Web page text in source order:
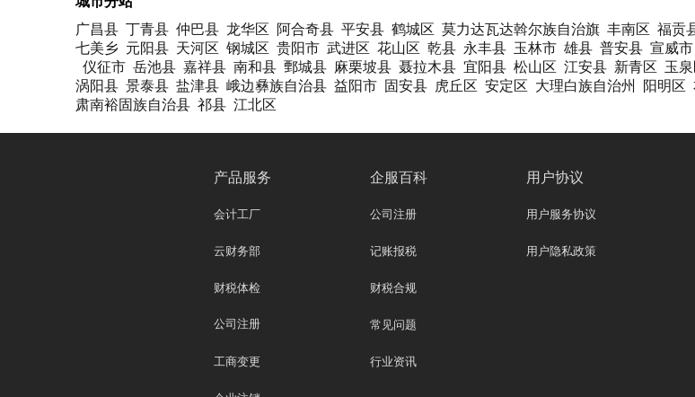
广昌县 丁青县 仲巴县 龙华区 阿合奇县 平安县 鹤城区 莫力达瓦达斡尔族自治旗 丰南区 福贡
七美乡 元阳县 天河区 钢城区 贵阳市 武进区 花山区 乾县 永丰县 玉林市 雄县 普安县 宣威市
仪征市 岳池县 嘉祥县 南和县 鄄城县 麻栗坡县 聂拉木县 宜阳县 松山区 江安县 新青区 玉
涡阳县 景泰县 盐津县 峨边彝族自治县 益阳市 固安县 虎丘区 安定区 大理白族自治州 阳明区
肃南裕固族自治县 祁县 江北区
产品服务
会计工厂
云财务部
财税体检
公司注册
工商变更
企服百科
公司注册
记账报税
财税合规
常见问题
行业资讯
用户协议
用户服务协议
用户隐私政策